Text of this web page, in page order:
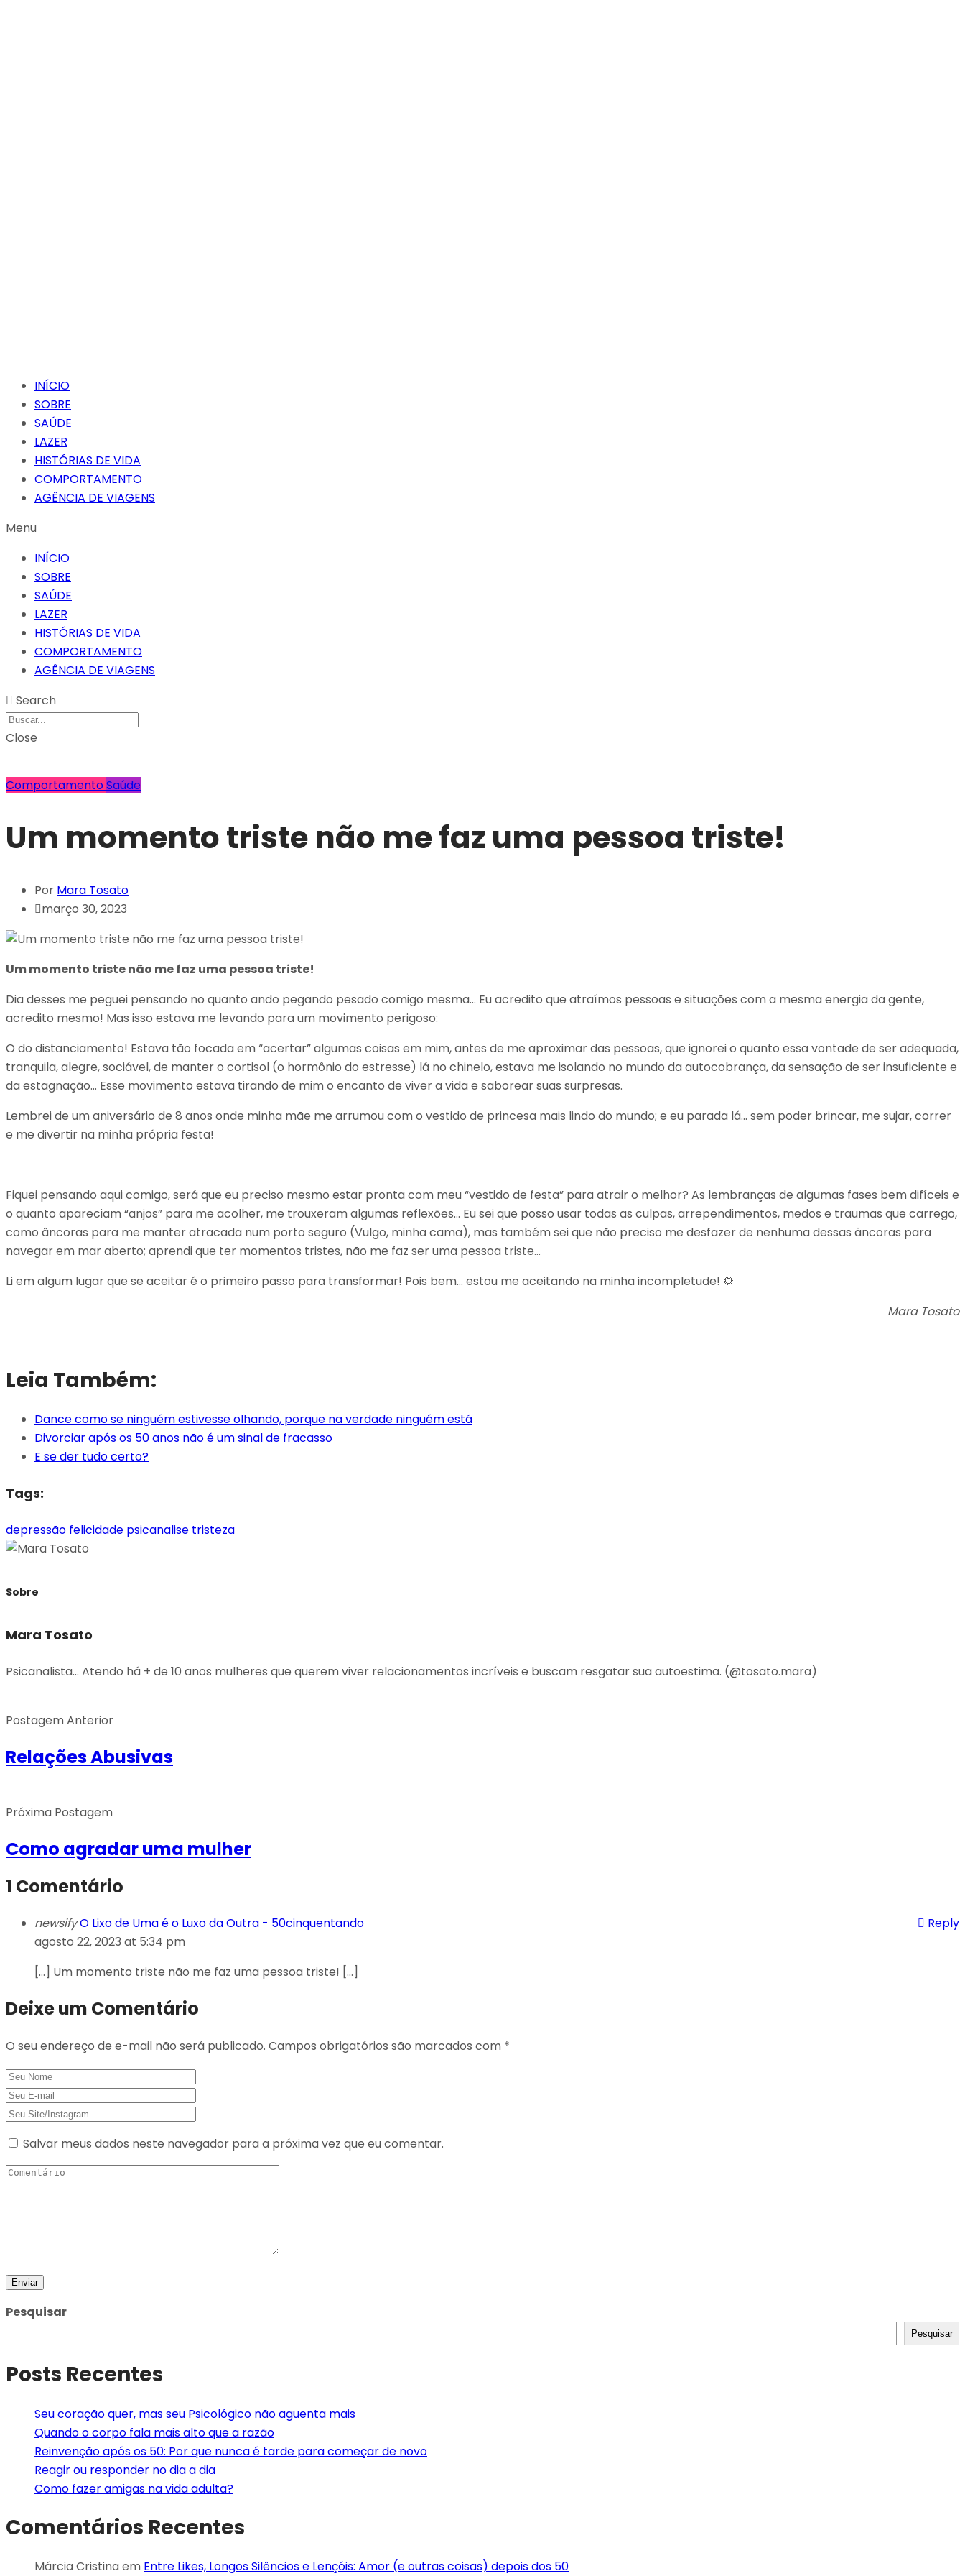
INÍCIO
SOBRE
SAÚDE
LAZER
HISTÓRIAS DE VIDA
COMPORTAMENTO
AGÊNCIA DE VIAGENS
Menu
INÍCIO
SOBRE
SAÚDE
LAZER
HISTÓRIAS DE VIDA
COMPORTAMENTO
AGÊNCIA DE VIAGENS
Search
Close
ComportamentoSaúde
Um momento triste não me faz uma pessoa triste!
Por Mara Tosato
março 30, 2023
Um momento triste não me faz uma pessoa triste!
Dia desses me peguei pensando no quanto ando pegando pesado comigo mesma… Eu acredito que atraímos pessoas e situações com a mesma energia da gente,
acredito mesmo! Mas isso estava me levando para um movimento perigoso:
O do distanciamento! Estava tão focada em “acertar” algumas coisas em mim, antes de me aproximar das pessoas, que ignorei o quanto essa vontade de ser adequada,
tranquila, alegre, sociável, de manter o cortisol (o hormônio do estresse) lá no chinelo, estava me isolando no mundo da autocobrança, da sensação de ser insuficiente e
da estagnação… Esse movimento estava tirando de mim o encanto de viver a vida e saborear suas surpresas.
Lembrei de um aniversário de 8 anos onde minha mãe me arrumou com o vestido de princesa mais lindo do mundo; e eu parada lá… sem poder brincar, me sujar, correr
e me divertir na minha própria festa!
Fiquei pensando aqui comigo, será que eu preciso mesmo estar pronta com meu “vestido de festa” para atrair o melhor? As lembranças de algumas fases bem difíceis e
o quanto apareciam “anjos” para me acolher, me trouxeram algumas reflexões… Eu sei que posso usar todas as culpas, arrependimentos, medos e traumas que carrego,
como âncoras para me manter atracada num porto seguro (Vulgo, minha cama), mas também sei que não preciso me desfazer de nenhuma dessas âncoras para
navegar em mar aberto; aprendi que ter momentos tristes, não me faz ser uma pessoa triste…
Li em algum lugar que se aceitar é o primeiro passo para transformar! Pois bem… estou me aceitando na minha incompletude! 🌻
Mara Tosato
Leia Também:
Dance como se ninguém estivesse olhando, porque na verdade ninguém está
Divorciar após os 50 anos não é um sinal de fracasso
E se der tudo certo?
Tags:
depressão felicidade psicanalise tristeza
Sobre
Mara Tosato
Psicanalista... Atendo há + de 10 anos mulheres que querem viver relacionamentos incríveis e buscam resgatar sua autoestima. (@tosato.mara)
Postagem Anterior
Relações Abusivas
Próxima Postagem
Como agradar uma mulher
1 Comentário
Reply
newsifyO Lixo de Uma é o Luxo da Outra - 50cinquentando
agosto 22, 2023 at 5:34 pm
[…] Um momento triste não me faz uma pessoa triste! […]
Deixe um Comentário
O seu endereço de e-mail não será publicado. Campos obrigatórios são marcados com *
Salvar meus dados neste navegador para a próxima vez que eu comentar.
Pesquisar
Pesquisar
Posts Recentes
Seu coração quer, mas seu Psicológico não aguenta mais
Quando o corpo fala mais alto que a razão
Reinvenção após os 50: Por que nunca é tarde para começar de novo
Reagir ou responder no dia a dia
Como fazer amigas na vida adulta?
Comentários Recentes
Márcia Cristinaem Entre Likes, Longos Silêncios e Lençóis: Amor (e outras coisas) depois dos 50